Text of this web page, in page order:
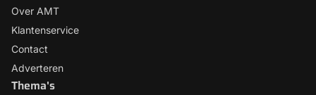
Over AMT
Klantenservice
Contact
Adverteren
Thema's